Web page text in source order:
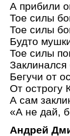
А прибили
Тое силы
Тое силы
Будто
Тое силы
Заклинался
Бегучи от
От острогу
А сам
«А не дай,
Андрей